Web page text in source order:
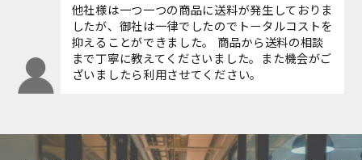
他社様は一つ一つの商品に送料が発生しておりま
したが、御社は一律でしたのでトータルコストを
抑えることができました。 商品から送料の相談
まで丁寧に教えてくださいました。また機会がご
ざいましたら利用させてください。